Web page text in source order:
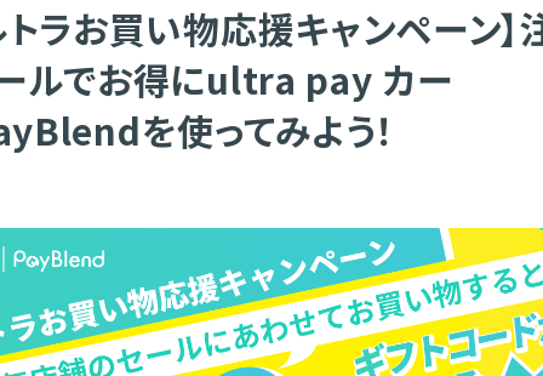
トラお買い物応援キャンペーン】
ルでお得にultra pay カー
を使ってみよう！